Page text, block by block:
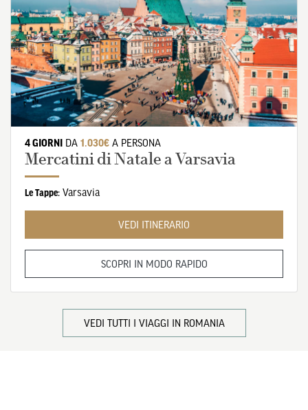
4 GIORNI DA 1.030€ A PERSONA
Mercatini di Natale a Varsavia
Le Tappe: Varsavia
VEDI ITINERARIO
SCOPRI IN MODO RAPIDO
VEDI TUTTI I VIAGGI IN ROMANIA